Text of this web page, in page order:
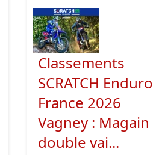
Classements
SCRATCH Enduro
France 2026
Vagney : Magain
double vai...